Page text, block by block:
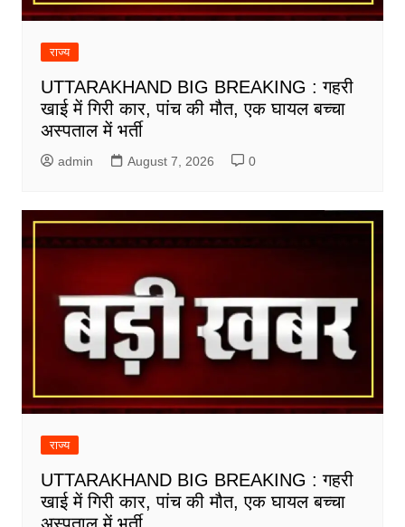
राज्य
UTTARAKHAND BIG BREAKING : गहरी
खाई में गिरी कार, पांच की मौत, एक घायल बच्चा
अस्पताल में भर्ती
admin August 7, 2026 0
राज्य
UTTARAKHAND BIG BREAKING : गहरी
खाई में गिरी कार, पांच की मौत, एक घायल बच्चा